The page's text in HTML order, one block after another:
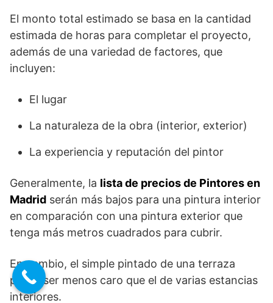
El monto total estimado se basa en la cantidad
estimada de horas para completar el proyecto,
además de una variedad de factores, que
incluyen:
El lugar
La naturaleza de la obra (interior, exterior)
La experiencia y reputación del pintor
Generalmente, la lista de precios de Pintores en
Madrid serán más bajos para una pintura interior
en comparación con una pintura exterior que
tenga más metros cuadrados para cubrir.
En cambio, el simple pintado de una terraza
podrá ser menos caro que el de varias estancias
interiores.